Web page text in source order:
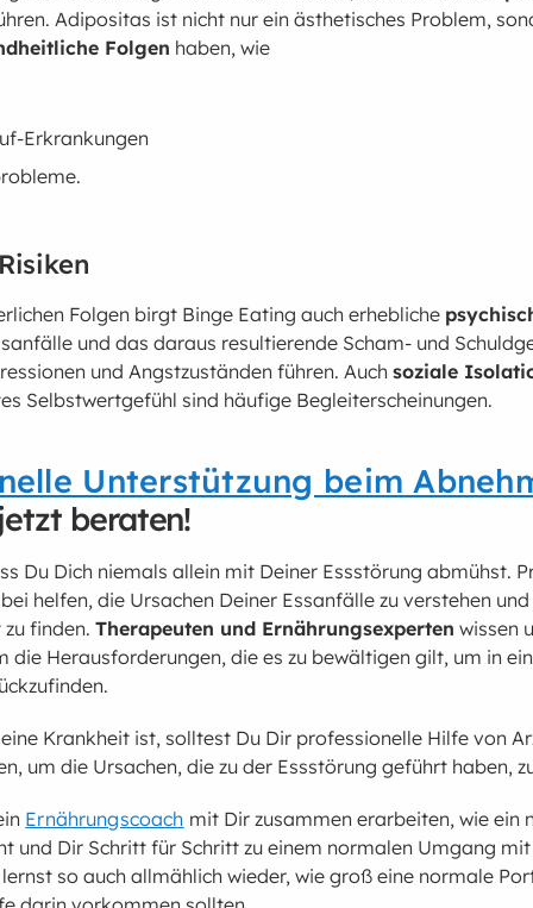
Adipositas ist nicht nur ein ästhetisches Problem,
Folgen haben, wie
Erkrankungen
Folgen birgt Binge Eating auch erhebliche
und das daraus resultierende Scham- und
und Angstzuständen führen. Auchsoziale
Selbstwertgefühl sind häufige Begleiterscheinungen.
Unterstützung beim
beraten!
Du Dich niemals allein mit Deiner Essstörung abmühst.
helfen, die Ursachen Deiner Essanfälle zu verstehen
zu finden.Therapeuten und Ernährungsexperten wissen
die Herausforderungen, die es zu bewältigen gilt, um in
Krankheit ist, solltest Du Dir professionelle Hilfe von
um die Ursachen, die zu der Essstörung geführt haben,
Ernährungscoach mit Dir zusammen erarbeiten, wie ein
und Dir Schritt für Schritt zu einem normalen Umgang mit
so auch allmählich wieder, wie groß eine normale